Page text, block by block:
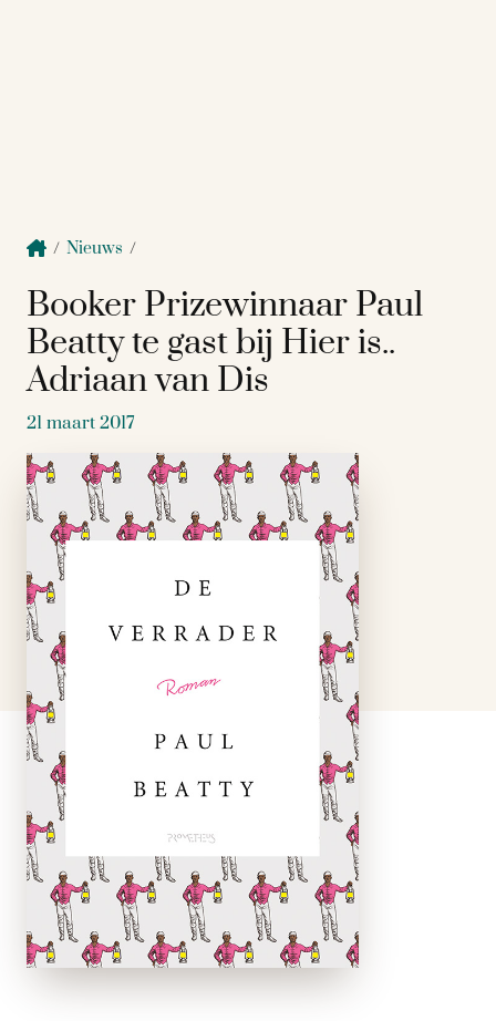
/ Nieuws /
Booker Prizewinnaar Paul
Beatty te gast bij Hier is..
Adriaan van Dis
21 maart 2017